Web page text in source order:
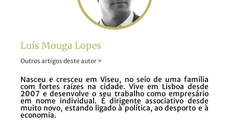
Luís Mouga Lopes
Outros artigos deste autor >
Nasceu e cresceu em Viseu, no seio de uma família
com fortes raízes na cidade. Vive em Lisboa desde
2007 e desenvolve o seu trabalho como empresário
em nome individual. É dirigente associativo desde
muito novo, estando ligado à política, ao desporto e à
economia.